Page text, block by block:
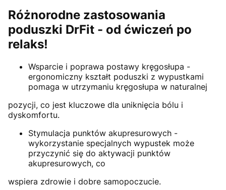
Różnorodne zastosowania
poduszki DrFit - od ćwiczeń po
relaks!
Wsparcie i poprawa postawy kręgosłupa -
ergonomiczny kształt poduszki z wypustkami
pomaga w utrzymaniu kręgosłupa w naturalnej
pozycji, co jest kluczowe dla uniknięcia bólu i
dyskomfortu.
Stymulacja punktów akupresurowych -
wykorzystanie specjalnych wypustek może
przyczynić się do aktywacji punktów
akupresurowych, co
wspiera zdrowie i dobre samopoczucie.